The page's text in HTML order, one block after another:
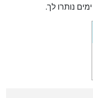
נותרו לך.